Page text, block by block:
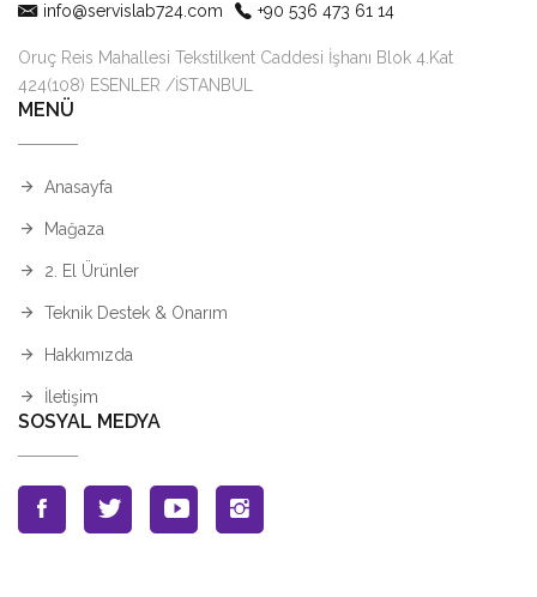
info@servislab724.com +90 536 473 61 14
Oruç Reis Mahallesi Tekstilkent Caddesi İşhanı Blok 4.Kat
424(108) ESENLER /İSTANBUL
MENÜ
Anasayfa
Mağaza
2. El Ürünler
Teknik Destek & Onarım
Hakkımızda
İletişim
SOSYAL MEDYA